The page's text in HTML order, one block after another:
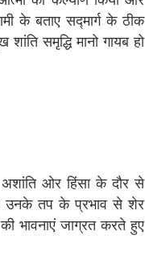
के बताए सद्मार्ग के ठीक
समृद्धि मानो गायब हो
अशांति ओर हिंसा के दौर से
उनके तप के प्रभाव से शेर
भावनाएं जाग्रत करते हुए